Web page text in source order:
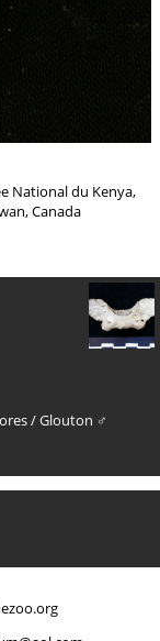
National du Kenya,
Canada
/Glouton ♂